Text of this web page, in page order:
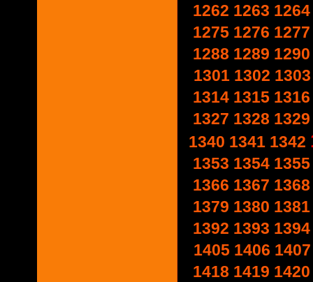
1262 1263 1264
1275 1276 1277
1288 1289 1290
1301 1302 1303
1314 1315 1316
1327 1328 1329
1340 1341 1342
1353 1354 1355
1366 1367 1368
1379 1380 1381
1392 1393 1394
1405 1406 1407
1418 1419 1420